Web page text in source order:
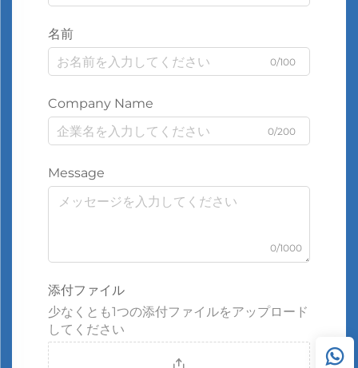
名前
0/100
Company Name
0/200
Message
0/1000
添付ファイル
少なくとも1つの添付ファイルをアップロード
してください